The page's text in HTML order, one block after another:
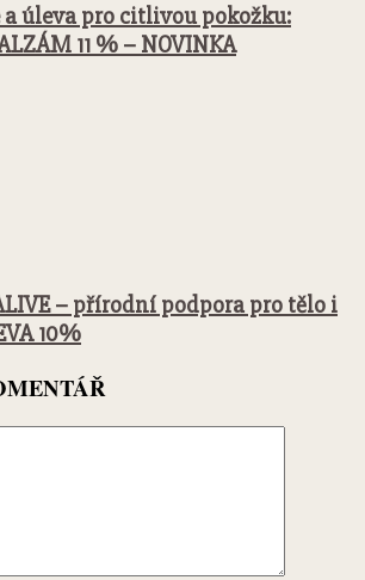
úleva pro citlivou pokožku:
11 % – NOVINKA
– přírodní podpora pro tělo i
10%